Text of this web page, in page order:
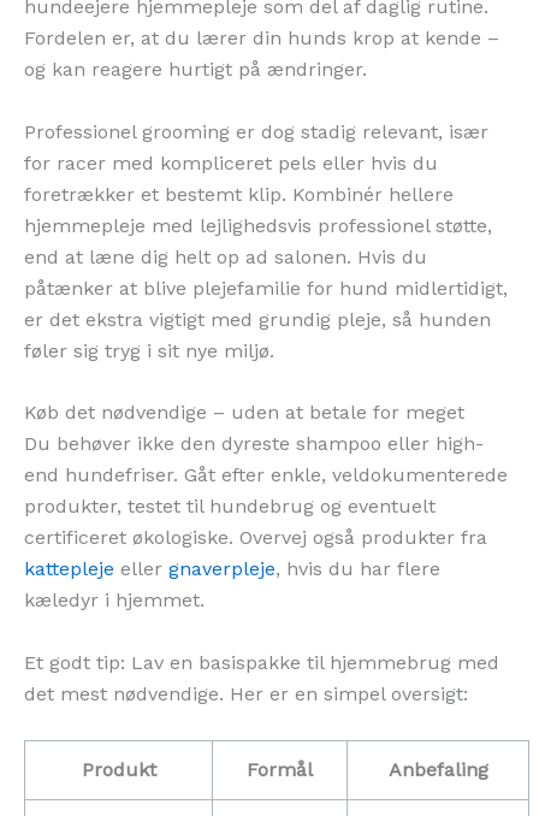
hundeejere hjemmepleje som del af daglig rutine.
Fordelen er, at du lærer din hunds krop at kende –
og kan reagere hurtigt på ændringer.
Professionel grooming er dog stadig relevant, især
for racer med kompliceret pels eller hvis du
foretrækker et bestemt klip. Kombinér hellere
hjemmepleje med lejlighedsvis professionel støtte,
end at læne dig helt op ad salonen. Hvis du
påtænker at blive plejefamilie for hund midlertidigt,
er det ekstra vigtigt med grundig pleje, så hunden
føler sig tryg i sit nye miljø.
Køb det nødvendige – uden at betale for meget
Du behøver ikke den dyreste shampoo eller high-
end hundefriser. Gåt efter enkle, veldokumenterede
produkter, testet til hundebrug og eventuelt
certificeret økologiske. Overvej også produkter fra
kattepleje eller gnaverpleje, hvis du har flere
kæledyr i hjemmet.
Et godt tip: Lav en basispakke til hjemmebrug med
det mest nødvendige. Her er en simpel oversigt:
Produkt Formål Anbefaling